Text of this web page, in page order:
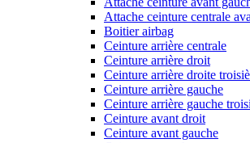
Attache ceinture centrale
Boitier airbag
Ceinture arrière centrale
Ceinture arrière droit
Ceinture arrière droite
Ceinture arrière gauche
Ceinture arrière gauche
Ceinture avant droit
Ceinture avant gauche